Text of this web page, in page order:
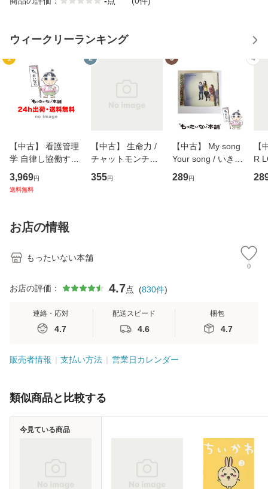
ウィークリーランキング
1
【中古】 看護管理
学 自律し協働する
専門職の看護マネ
ジメントスキル 改
恵 藤本幸三 / 南江
堂 [単行
3,969円
送料無料
2
【中古】 生命力 /
チャットモンチー /
キューンレコード
[CD]【メール便送
355円
3
【中古】 My song
Your song / いきも
のがかり / [CD]
【メール便送料無
289円
4
【
R
産
お店の情報
もったいない本舗
0
お店の評価： 4.7点 (830件)
連絡・応対
4.7
配送スピード
4.6
梱包
4.7
販売者情報 支払い方法 営業日カレンダー
類似商品と比較する
今見ている商品